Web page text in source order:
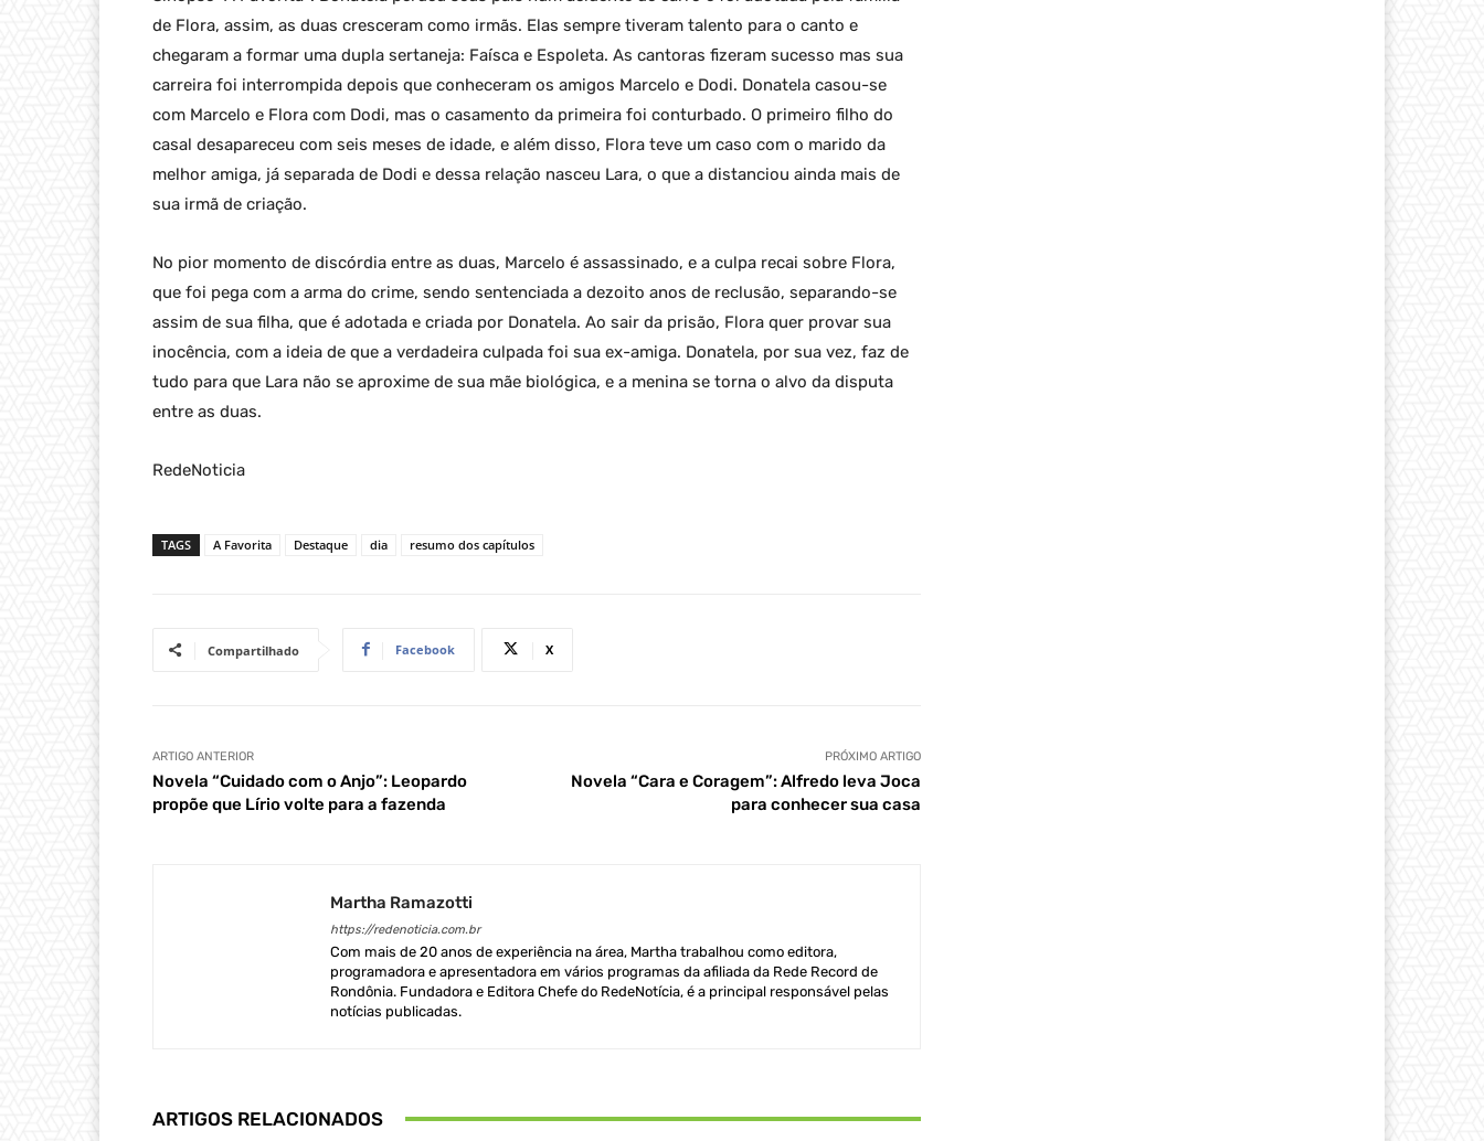
de Flora, assim, as duas cresceram como irmãs. Elas sempre tiveram talento para o canto e
chegaram a formar uma dupla sertaneja: Faísca e Espoleta. As cantoras fizeram sucesso mas sua
carreira foi interrompida depois que conheceram os amigos Marcelo e Dodi. Donatela casou-se
com Marcelo e Flora com Dodi, mas o casamento da primeira foi conturbado. O primeiro filho do
casal desapareceu com seis meses de idade, e além disso, Flora teve um caso com o marido da
melhor amiga, já separada de Dodi e dessa relação nasceu Lara, o que a distanciou ainda mais de
sua irmã de criação.
No pior momento de discórdia entre as duas, Marcelo é assassinado, e a culpa recai sobre Flora,
que foi pega com a arma do crime, sendo sentenciada a dezoito anos de reclusão, separando-se
assim de sua filha, que é adotada e criada por Donatela. Ao sair da prisão, Flora quer provar sua
inocência, com a ideia de que a verdadeira culpada foi sua ex-amiga. Donatela, por sua vez, faz de
tudo para que Lara não se aproxime de sua mãe biológica, e a menina se torna o alvo da disputa
entre as duas.
RedeNoticia
TAGS A Favorita Destaque dia resumo dos capítulos
Compartilhado Facebook X
ARTIGO ANTERIOR
Novela “Cuidado com o Anjo”: Leopardo
propõe que Lírio volte para a fazenda
PRÓXIMO ARTIGO
Novela “Cara e Coragem”: Alfredo leva Joca
para conhecer sua casa
Martha Ramazotti
https://redenoticia.com.br
Com mais de 20 anos de experiência na área, Martha trabalhou como editora,
programadora e apresentadora em vários programas da afiliada da Rede Record de
Rondônia. Fundadora e Editora Chefe do RedeNotícia, é a principal responsável pelas
notícias publicadas.
ARTIGOS RELACIONADOS